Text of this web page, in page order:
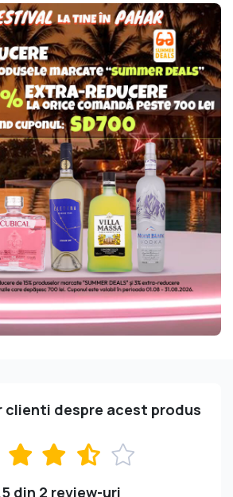
clienti despre acest produs
din 2 review-uri